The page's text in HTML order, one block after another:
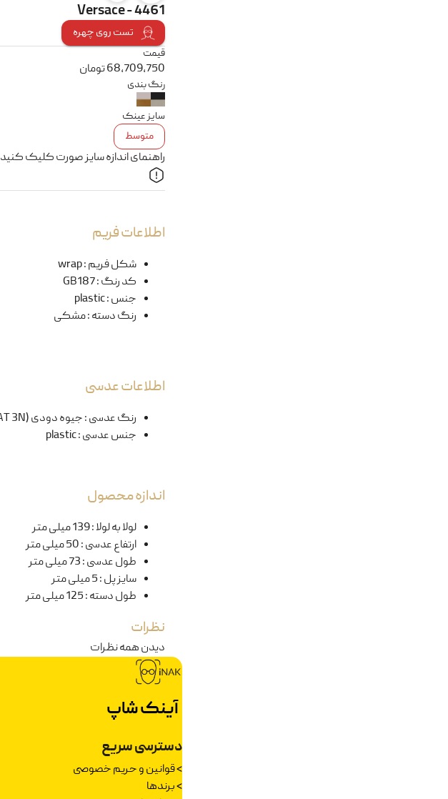
Versace - 4461
تست روی چهره
قیمت
68,709,750تومان
رنگ بندی
سایز عینک
متوسط
راهنمای اندازه سایز صورت کلیک کنید
اطلاعات فریم
شکل فریم:
wrap
کد رنگ:
GB187
جنس:
plastic
رنگ دسته:مشکی
اطلاعات عدسی
رنگ عدسی:جیوه دودی (CAT 3N)
جنس عدسی:
plastic
اندازه محصول
لولا به لولا:139 میلی متر
ارتفاع عدسی:50 میلی متر
طول عدسی:73 میلی متر
سایز پل:5 میلی متر
طول دسته:125 میلی متر
نظرات
دیدن همه نظرات
آینک شاپ
دسترسی سریع
>قوانین و حریم خصوصی
>برندها